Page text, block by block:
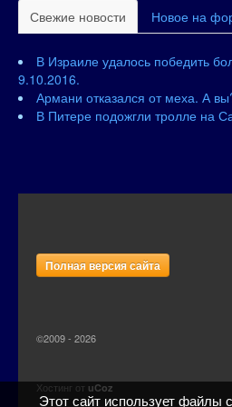
Свежие новости Новое на
В Израиле удалось победить
9.10.2016.
Армани отказался от меха. А
В Питере подожгли тролле на
Полная версия сайта
©2009 - 2026
Хостинг от uCoz
Этот сайт использует файлы